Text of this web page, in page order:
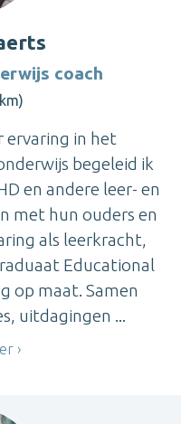
coach
ervaring in het
begeleid ik
en andere leer- en
met hun ouders en
als leerkracht,
Educational
op maat. Samen
uitdagingen ...